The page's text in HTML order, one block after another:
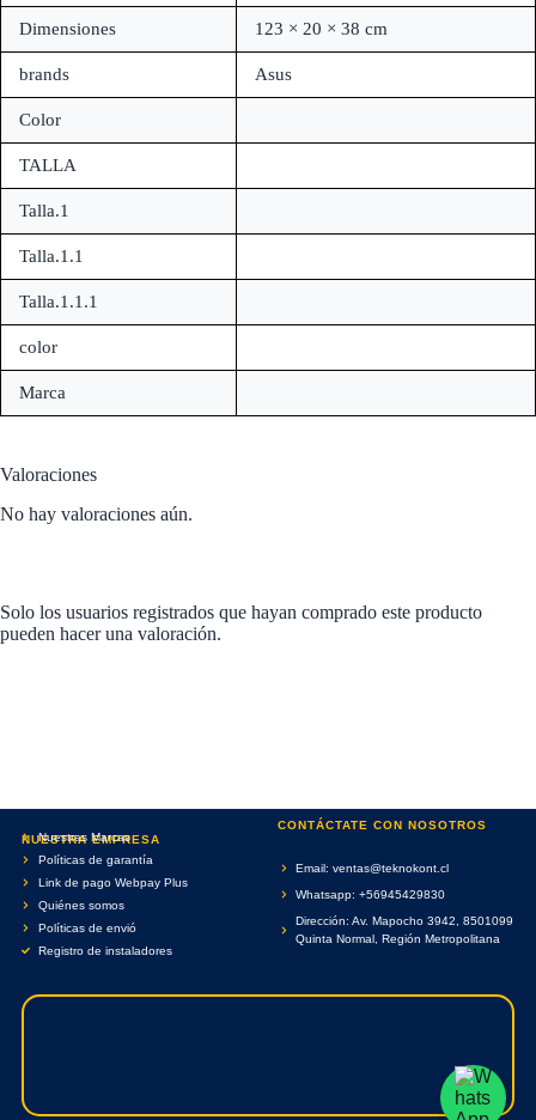
Dimensiones 123 × 20 × 38 cm
brands Asus
Color
TALLA
Talla.1
Talla.1.1
Talla.1.1.1
color
Marca
Valoraciones
No hay valoraciones aún.
Solo los usuarios registrados que hayan comprado este producto
pueden hacer una valoración.
NUESTRA EMPRESA
Nuestras Marcas
Políticas de garantía
Link de pago Webpay Plus
Quiénes somos
Políticas de envió
Registro de instaladores
CONTÁCTATE CON NOSOTROS
Email: ventas@teknokont.cl
Whatsapp: +56945429830
Dirección: Av. Mapocho 3942, 8501099
Quinta Normal, Región Metropolitana